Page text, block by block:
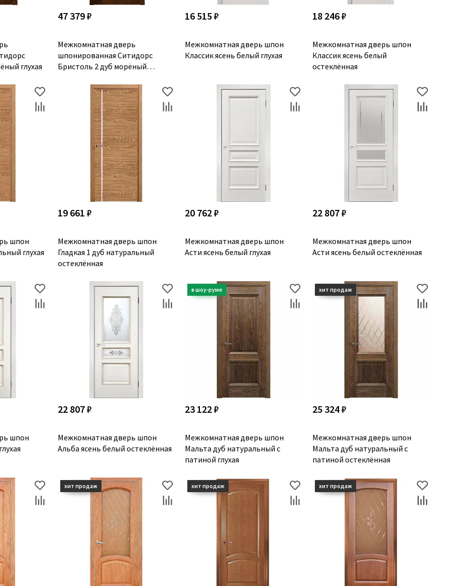
глухая
47 379 ₽
Межкомнатная дверь
шпонированная Ситидорс
Бристоль 2 дуб морёный
16 515 ₽
Межкомнатная дверь шпон
Классик ясень белый глухая
18 246 ₽
Межкомнатная дверь шпон
Классик ясень белый
остеклённая
шпон
глухая
19 661 ₽
Межкомнатная дверь шпон
Гладкая 1 дуб натуральный
остеклённая
20 762 ₽
Межкомнатная дверь шпон
Асти ясень белый глухая
22 807 ₽
Межкомнатная дверь шпон
Асти ясень белый остеклённая
шпон
22 807 ₽
Межкомнатная дверь шпон
Альба ясень белый остеклённая
23 122 ₽
Межкомнатная дверь шпон
Мальта дуб натуральный с
патиной глухая
25 324 ₽
Межкомнатная дверь шпон
Мальта дуб натуральный с
патиной остеклённая